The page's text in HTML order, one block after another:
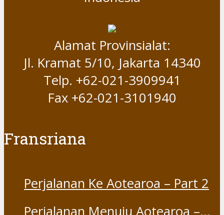
Alamat Provinsialat:
Jl. Kramat 5/10, Jakarta 14340
Telp. +62-021-3909941
Fax +62-021-3101940
Fransriana
Perjalanan Ke Aotearoa – Part 2
Perjalanan Menuju Aotearoa –